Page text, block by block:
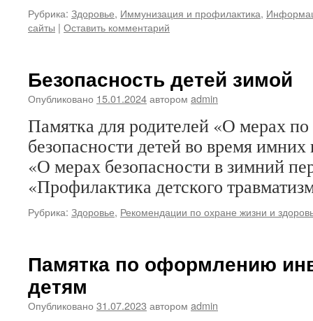
Рубрика: Здоровье, Иммунизация и профилактика,
сайты | Оставить комментарий
Безопасность детей зимой
Опубликовано 15.01.2024автором admin
Памятка для родителей «О мерах
безопасности детей во время
«О мерах безопасности в зимний
«Профилактика детского
Рубрика: Здоровье, Рекомендации по охране жизни и
Памятка по оформлению
детям
Опубликовано 31.07.2023 автором admin